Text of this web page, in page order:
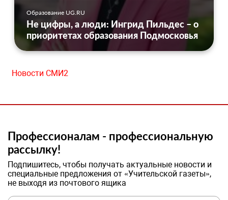
Образование UG.RU
Не цифры, а люди: Ингрид Пильдес – о
приоритетах образования Подмосковья
Новости СМИ2
Профессионалам - профессиональную
рассылку!
Подпишитесь, чтобы получать актуальные новости и
специальные предложения от «Учительской газеты»,
не выходя из почтового ящика